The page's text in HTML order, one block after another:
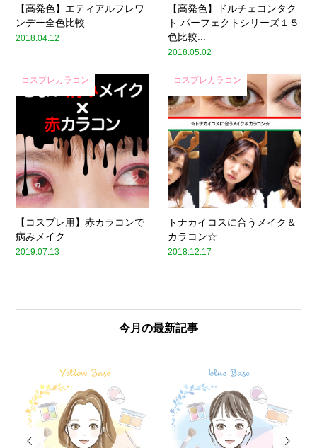
【高発色】エティアルフレワ
ンデー全色比較
2018.04.12
【高発色】ドルチェコンタク
ト パーフェクトシリーズ１５
色比較...
2018.05.02
コスプレカラコン
【コスプレ用】赤カラコンで
病みメイク
2019.07.13
コスプレカラコン
トナカイコスに合うメイク＆
カラコン☆
2018.12.17
今月の最新記事
 